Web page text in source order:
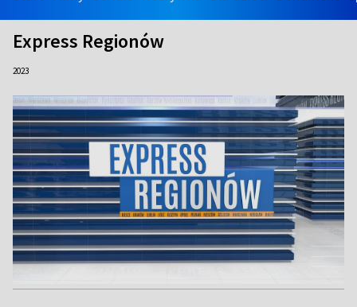
Express Regionów
2023